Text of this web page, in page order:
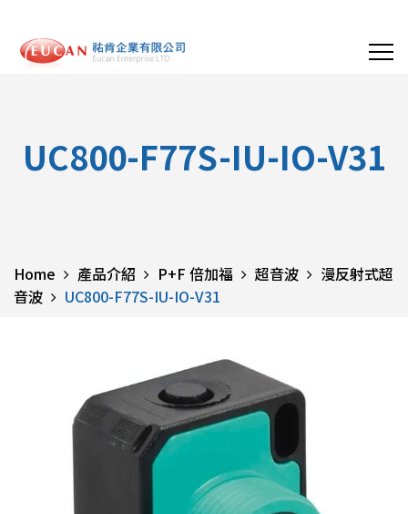
UC800-F77S-IU-IO-V31
Home 產品介紹 P+F 倍加福 超音波
漫反射式超
音波
UC800-F77S-IU-IO-V31